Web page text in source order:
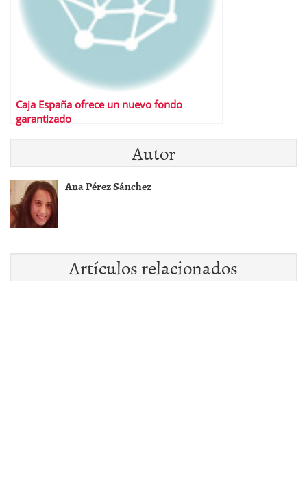
Caja España ofrece un nuevo fondo
garantizado
Autor
Ana Pérez Sánchez
Artículos relacionados